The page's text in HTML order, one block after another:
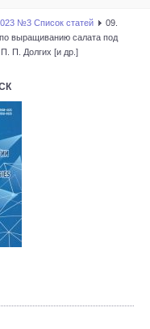
№3 Список статей
09.
выращиванию салата под
П. Долгих [и др.]